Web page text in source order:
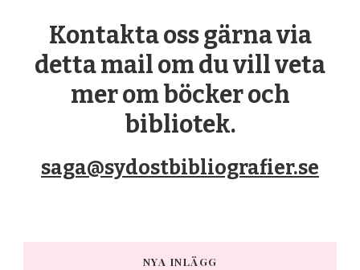
Kontakta oss gärna via
detta mail om du vill veta
mer om böcker och
bibliotek.
saga@sydostbibliografier.se
NYA INLÄGG